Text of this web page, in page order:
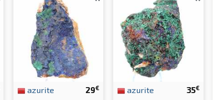
29€
azurite 35€
azurite